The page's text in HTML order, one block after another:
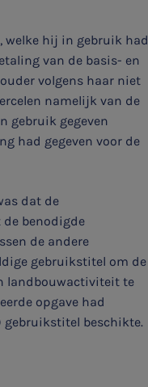
welke hij in gebruik had
van de basis- en
volgens haar niet
namelijk van de
gebruik gegeven
had gegeven voor de
dat de
benodigde
de andere
gebruikstitel om de
landbouwactiviteit te
opgave had
gebruikstitel beschikte.